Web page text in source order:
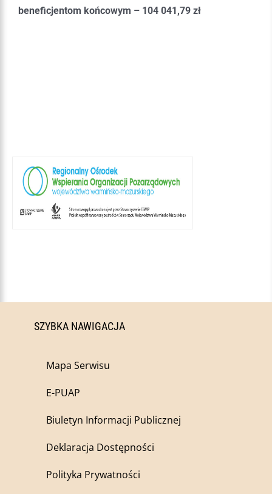
beneficjentom końcowym – 104 041,79 zł
SZYBKA NAWIGACJA
Mapa Serwisu
E-PUAP
Biuletyn Informacji Publicznej
Deklaracja Dostępności
Polityka Prywatności